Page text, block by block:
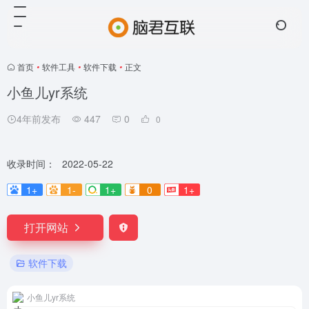
首页 • 软件工具 • 软件下载 • 正文
小鱼儿yr系统
4年前发布 447 0 0
收录时间：
2022-05-22
1+
1- 1+ 0 1+
打开网站
软件下载
小鱼儿yr系统